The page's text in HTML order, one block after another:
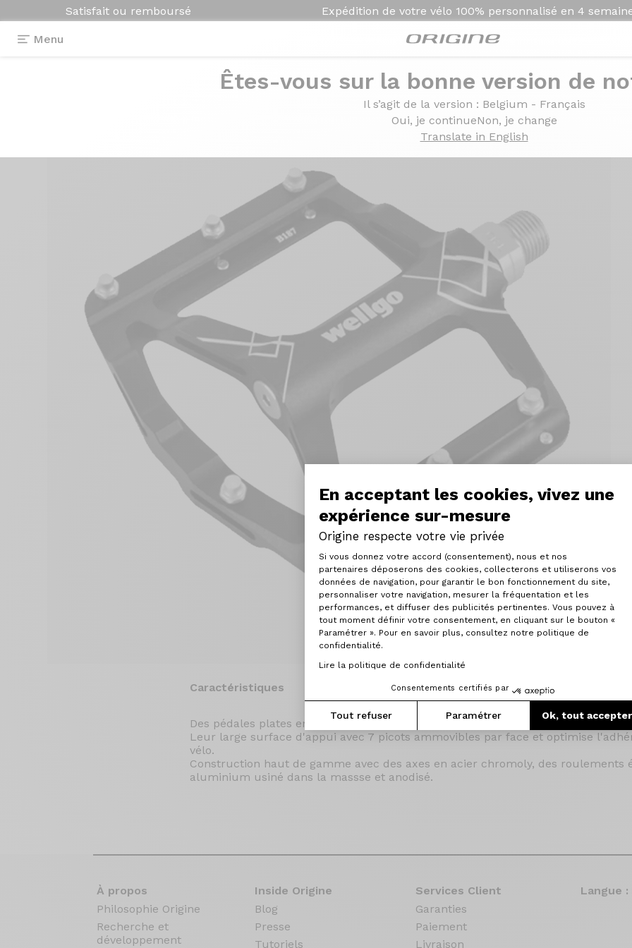
En acceptant les cookies, vivez une
expérience sur-mesure
Origine respecte votre vie privée
Plateforme de Gestion du
Si vous donnez votre accord (consentement), nous et nos
partenaires déposerons des cookies, collecterons et utiliserons vos
données de navigation, pour garantir le bon fonctionnement du site,
personnaliser votre navigation, mesurer la fréquentation et les
performances, et diffuser des publicités pertinentes. Vous pouvez à
tout moment définir votre consentement, en cliquant sur le bouton «
Paramétrer ». Pour en savoir plus, consultez notre politique de
confidentialité.
Lire la politique de confidentialité
Consentements certifiés par
Tout refuser Paramétrer Ok, tout accepter
Axeptio consent
Satisfait ou remboursé Expédition de votre vélo 100% personnalisé en 4
Menu
Êtes-vous sur la bonne version de
Il s’agit de la version : Belgium - Français
Oui, je continueNon, je change
Translate in English
B187 Offroad
Caractéristiques
Des pédales plates en aluminium pour tout types de terrains.
Leur large surface d'appui avec 7 picots ammovibles par face et optimise
vélo.
Construction haut de gamme avec des axes en acier chromoly, des roulements
aluminium usiné dans la massse et anodisé.
À propos
Philosophie Origine
Recherche et
développement
Inside Origine
Blog
Presse
Tutoriels
Services Client
Garanties
Paiement
Livraison
Langue :